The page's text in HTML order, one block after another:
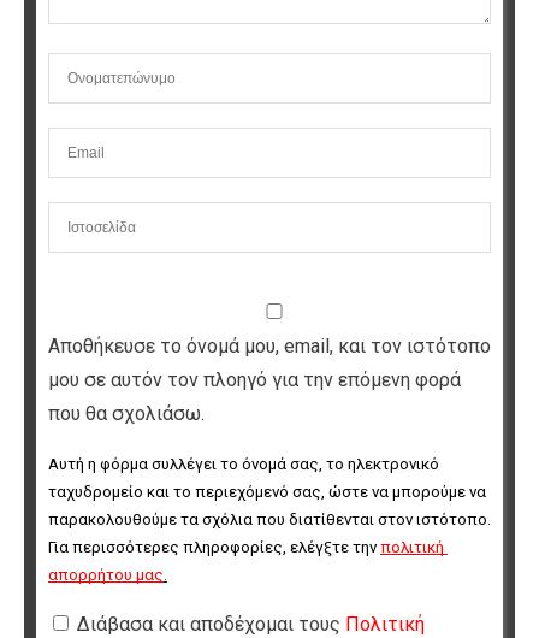
Αποθήκευσε το όνομά μου, email, και τον ιστότοπο
μου σε αυτόν τον πλοηγό για την επόμενη φορά
που θα σχολιάσω.
Αυτή η φόρμα συλλέγει το όνομά σας, το ηλεκτρονικό
ταχυδρομείο και το περιεχόμενό σας, ώστε να μπορούμε να
παρακολουθούμε τα σχόλια που διατίθενται στον ιστότοπο.
Για περισσότερες πληροφορίες, ελέγξτε την πολιτική
απορρήτου μας.
Διάβασα και αποδέχομαι τους Πολιτική